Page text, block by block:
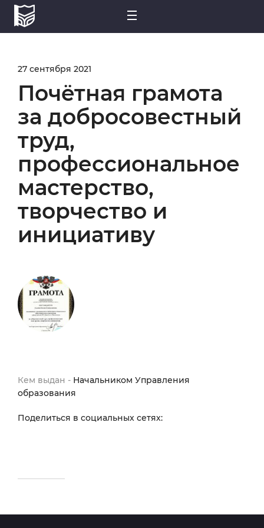
27 сентября 2021
Почётная грамота
за добросовестный
труд,
профессиональное
мастерство,
творчество и
инициативу
Кем выдан - Начальником Управления
образования
Поделиться в социальных сетях: